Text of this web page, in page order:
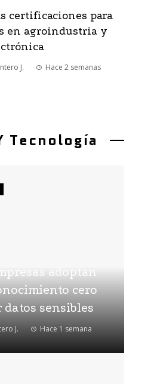
certificaciones para
en agroindustria y
J. Hace 2 semanas
Tecnología
adoptan
cero
sensibles
J. Hace 1 semana